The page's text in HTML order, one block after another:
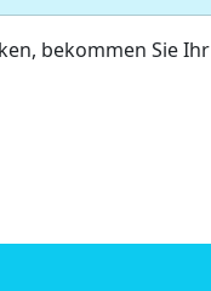
bekommen Sie Ihr